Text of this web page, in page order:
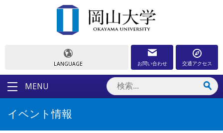
LANGUAGE お問い合わせ 交通アクセス
MENU
イベント情報